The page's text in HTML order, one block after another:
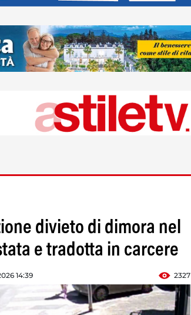
divieto di dimora nel
e tradotta in carcere
14:39 2327